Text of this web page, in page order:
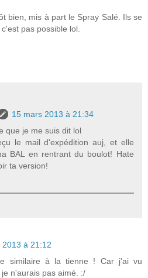
bien, mis à part le Spray Salé. Ils se
pas possible lol.
15 mars 2013 à 21:34
que je me suis dit lol
le mail d'expédition auj, et elle
BAL en rentrant du boulot! Hate
ta version!
2013 à 21:12
similaire à la tienne ! Car j'ai vu
n'aurais pas aimé. :/